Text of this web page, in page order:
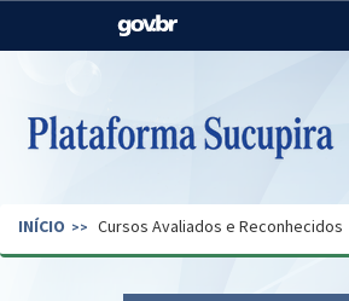
Casa Civil
Pecuária e Abastecimento
Secretaria de Governo
INÍCIO Cursos Avaliados e Reconhecidos